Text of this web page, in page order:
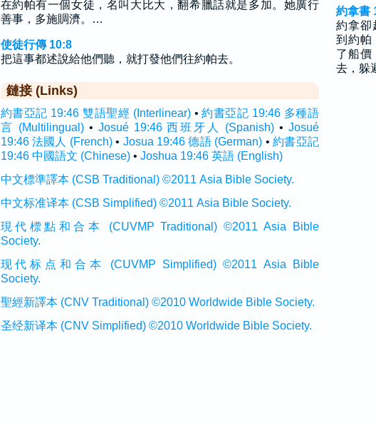
在約帕有一個女徒，名叫大比大，翻希臘話就是多加。她廣行
善事，多施賙濟。…
使徒行傳 10:8
把這事都述說給他們聽，就打發他們往約帕去。
鏈接 (Links)
約書亞記 19:46 雙語聖經 (Interlinear) •約書亞記 19:46 多種語
言 (Multilingual) • Josué 19:46 西班牙人 (Spanish) • Josué
19:46 法國人 (French) • Josua 19:46 德語 (German) • 約書亞記
19:46 中國語文 (Chinese)• Joshua 19:46 英語 (English)
中文標準譯本 (CSB Traditional) ©2011 Asia Bible Society.
中文标准译本 (CSB Simplified) ©2011 Asia Bible Society.
現代標點和合本 (CUVMP Traditional) ©2011 Asia Bible
Society.
现代标点和合本 (CUVMP Simplified) ©2011 Asia Bible
Society.
聖經新譯本 (CNV Traditional) ©2010 Worldwide Bible Society.
圣经新译本 (CNV Simplified) ©2010 Worldwide Bible Society.
約拿書
約拿卻
到約帕
了船價
去，躲